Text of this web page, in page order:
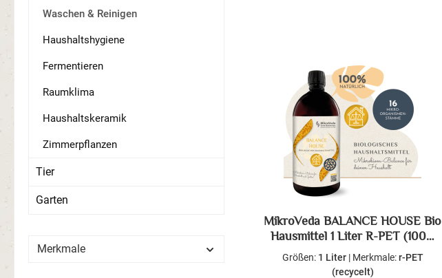
Waschen & Reinigen
Haushaltshygiene
Fermentieren
Raumklima
Haushaltskeramik
Zimmerpflanzen
Tier
Garten
Merkmale
MikroVeda BALANCE HOUSE Bio
Hausmittel 1 Liter R-PET (100%
recycelt)
Größen: 1 Liter | Merkmale:r-PET
(recycelt)